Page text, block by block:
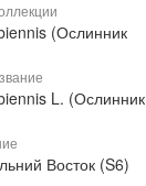
(Ослинник
L. (Ослинник
Восток (S6)